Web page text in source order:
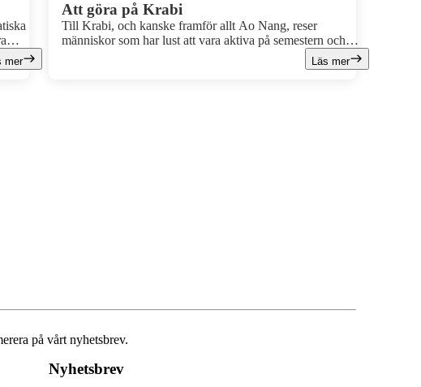
mer
Att göra på Krabi
Till Krabi, och kanske framför allt Ao Nang, reser
människor som har lust att vara aktiva på semestern och
som vill upptäcka och utforska. Här finns friskt och frodigt
prunkande natur, ett exotiskt djurliv och en helt ny
Läs mer
på vårt nyhetsbrev.
Nyhetsbrev